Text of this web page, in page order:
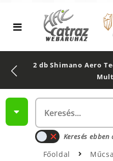
2 db Shimano Aero
Keresés
Főoldal